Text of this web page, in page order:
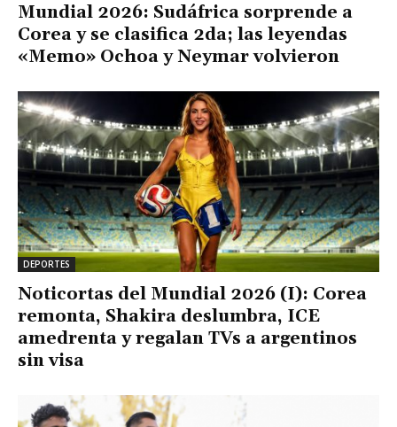
Mundial 2026: Sudáfrica sorprende a
Corea y se clasifica 2da; las leyendas
«Memo» Ochoa y Neymar volvieron
DEPORTES
Noticortas del Mundial 2026 (I): Corea
remonta, Shakira deslumbra, ICE
amedrenta y regalan TVs a argentinos
sin visa